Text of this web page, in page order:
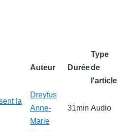
Auteur Durée
Type
de
l'article
la
Dreyfus
Anne-
Marie
31min Audio